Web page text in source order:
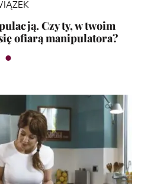
Czy ty, w twoim
ofiarą manipulatora?